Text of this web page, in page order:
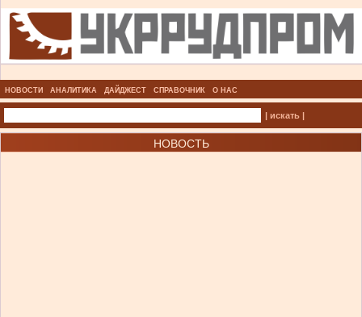
НОВОСТИ АНАЛИТИКА ДАЙДЖЕСТ СПРАВОЧНИК О НАС
| искать |
НОВОСТЬ